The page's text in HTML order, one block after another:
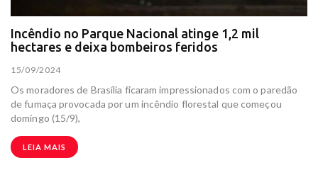
Incêndio no Parque Nacional atinge 1,2 mil
hectares e deixa bombeiros feridos
15/09/2024
Os moradores de Brasília ficaram impressionados com o paredão
de fumaça provocada por um incêndio florestal que começou
domingo (15/9),
LEIA MAIS